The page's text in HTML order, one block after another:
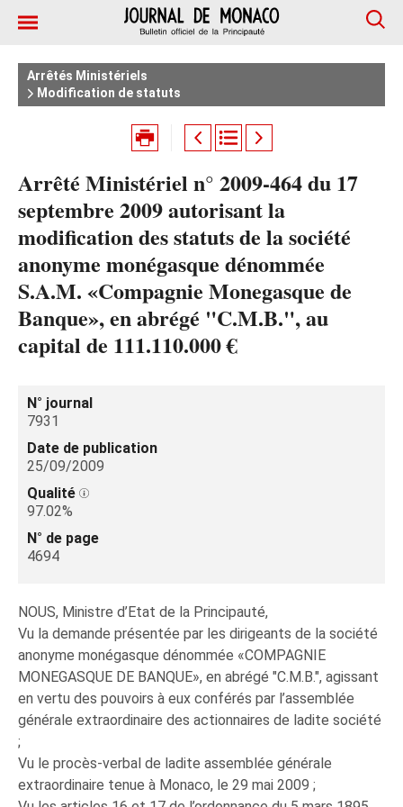
Arrêtés Ministériels
Modification de statuts
Arrêté Ministériel n° 2009-464 du 17
septembre 2009 autorisant la
modification des statuts de la société
anonyme monégasque dénommée
S.A.M. «Compagnie Monegasque de
Banque», en abrégé "C.M.B.", au
capital de 111.110.000 €
N° journal
7931
Date de publication
25/09/2009
Qualité
97.02%
N° de page
4694
NOUS, Ministre d’Etat de la Principauté,
Vu la demande présentée par les dirigeants de la société
anonyme monégasque dénommée «COMPAGNIE
MONEGASQUE DE BANQUE», en abrégé "C.M.B.", agissant
en vertu des pouvoirs à eux conférés par l’assemblée
générale extraordinaire des actionnaires de ladite société
;
Vu le procès-verbal de ladite assemblée générale
extraordinaire tenue à Monaco, le 29 mai 2009 ;